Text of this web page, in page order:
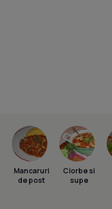
Mancaruri
de post
Ciorbe si
supe